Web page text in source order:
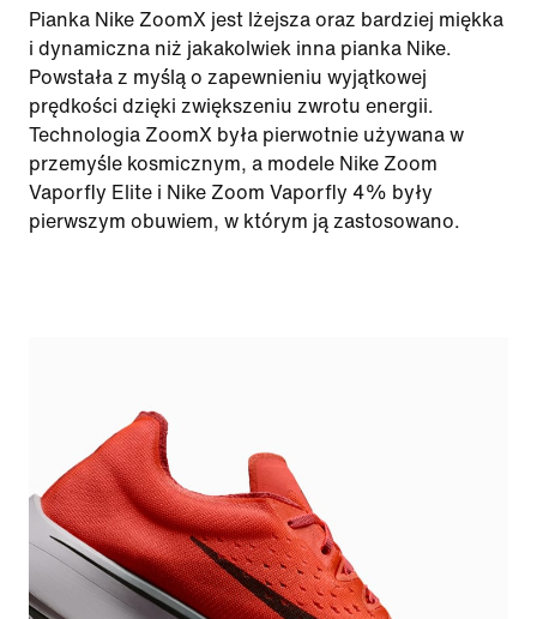
Pianka Nike ZoomX jest lżejsza oraz bardziej miękka
i dynamiczna niż jakakolwiek inna pianka Nike.
Powstała z myślą o zapewnieniu wyjątkowej
prędkości dzięki zwiększeniu zwrotu energii.
Technologia ZoomX była pierwotnie używana w
przemyśle kosmicznym, a modele Nike Zoom
Vaporfly Elite i Nike Zoom Vaporfly 4% były
pierwszym obuwiem, w którym ją zastosowano.